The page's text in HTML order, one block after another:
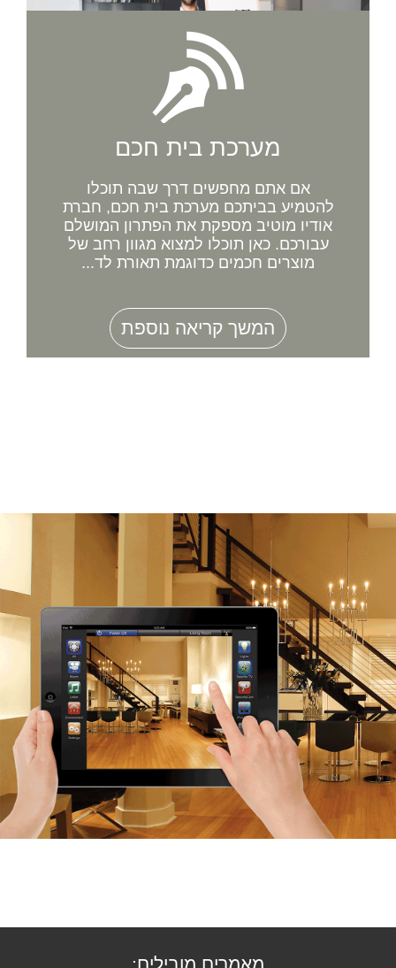
מערכת בית חכם
אם אתם מחפשים דרך שבה תוכלו
להטמיע בביתכם מערכת בית חכם, חברת
אודיו מוטיב מספקת את הפתרון המושלם
עבורכם. כאן תוכלו למצוא מגוון רחב של
מוצרים חכמים כדוגמת תאורת לד...
המשך קריאה נוספת